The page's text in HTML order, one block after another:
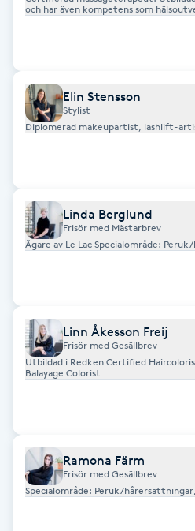
Fransfärgning
Fransförlängning Megavolym
Fransk manikyr
Fransrengöring
Friskvård
Friskvårdsmassage
Funktionsanalys
Färgning
och har även kompetens som
Elin Stensson
Stylist
Diplomerad makeupartist, lashlift-
Linda Berglund
Frisör med Mästarbrev
Ägare av Le Lac
Linn Åkesson Freij
Frisör med Gesällbrev
Utbildad i Redken Certified
Balayage Colorist
Ramona Färm
Frisör med Gesällbrev
Specialområde: Peruk/